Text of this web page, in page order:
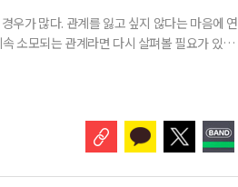
우가 많다. 관계를 잃고 싶지 않다는 마음에 연
소모되는 관계라면 다시 살펴볼 필요가 있다.